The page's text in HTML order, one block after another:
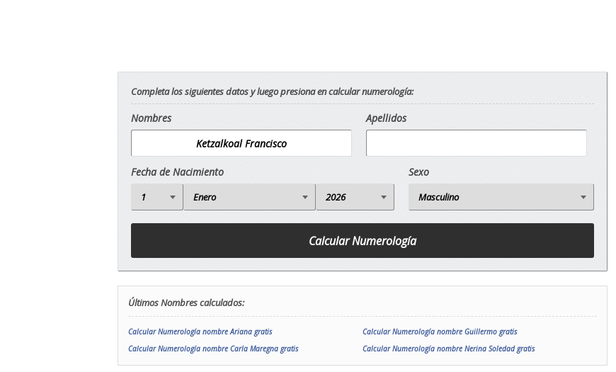
Completa los siguientes datos y luego presiona en calcular numerología:
Nombres Apellidos
Fecha de Nacimiento Sexo
Últimos Nombres calculados:
Calcular Numerología nombre Ariana gratis
Calcular Numerología nombre Guillermo gratis
Calcular Numerología nombre Carla Maregna gratis
Calcular Numerología nombre Nerina Soledad gratis